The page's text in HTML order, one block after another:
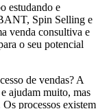
estudando e
Spin Selling e
venda consultiva e
o seu potencial
de vendas? A
ajudam muito, mas
processos existem